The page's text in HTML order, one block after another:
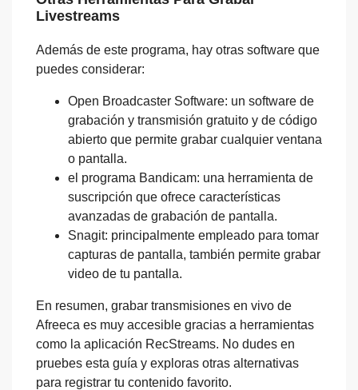
Livestreams
Además de este programa, hay otras software que
puedes considerar:
Open Broadcaster Software: un software de
grabación y transmisión gratuito y de código
abierto que permite grabar cualquier ventana
o pantalla.
el programa Bandicam: una herramienta de
suscripción que ofrece características
avanzadas de grabación de pantalla.
Snagit: principalmente empleado para tomar
capturas de pantalla, también permite grabar
video de tu pantalla.
En resumen, grabar transmisiones en vivo de
Afreeca es muy accesible gracias a herramientas
como la aplicación RecStreams. No dudes en
pruebes esta guía y exploras otras alternativas
para registrar tu contenido favorito.